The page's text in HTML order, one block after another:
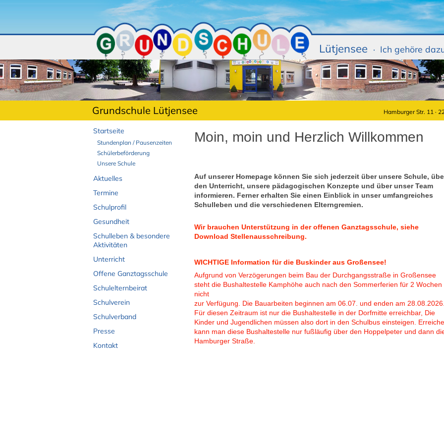
Lütjensee · Ich gehöre
Grundschule Lütjensee Hamburger Str. 11 ·
Startseite
Stundenplan / Pausenzeiten
Schülerbeförderung
Unsere Schule
Aktuelles
Termine
Schulprofil
Gesundheit
Schulleben & besondere
Aktivitäten
Unterricht
Offene Ganztagsschule
Schulelternbeirat
Schulverein
Schulverband
Presse
Kontakt
Moin, moin und Herzlich Willkommen
Auf unserer Homepage können Sie sich jederzeit über unsere Schule,
den Unterricht, unsere pädagogischen Konzepte und über unser Team
informieren. Ferner erhalten Sie einen Einblick in unser umfangreiches
Schulleben und die verschiedenen Elterngremien.
Wir brauchen Unterstützung in der offenen Ganztagsschule, siehe
Download Stellenausschreibung.
WICHTIGE Information für die Buskinder aus Großensee!
Aufgrund von Verzögerungen beim Bau der Durchgangsstraße in Großensee
steht die Bushaltestelle Kamphöhe auch nach den Sommerferien für 2 Wochen
nicht
zur Verfügung. Die Bauarbeiten beginnen am 06.07. und enden am 28.08.2026.
Für diesen Zeitraum ist nur die Bushaltestelle in der Dorfmitte erreichbar, Die
Kinder und Jugendlichen müssen also dort in den Schulbus einsteigen.
kann man diese Bushaltestelle nur fußläufig über den Hoppelpeter und dann
Hamburger Straße.